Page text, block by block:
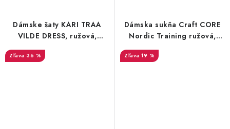
Dámske šaty KARI TRAA
VILDE DRESS, ružová,
36 %
Dámska sukňa Craft CORE
Nordic Training ružová,
19 %